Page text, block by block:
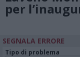
per
SEGNALA ERRORE
Tipo di problema